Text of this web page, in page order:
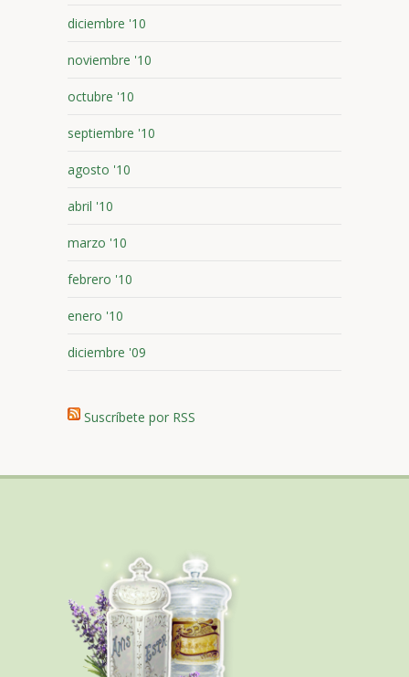
diciembre '10
noviembre '10
octubre '10
septiembre '10
agosto '10
abril '10
marzo '10
febrero '10
enero '10
diciembre '09
Suscríbete por RSS